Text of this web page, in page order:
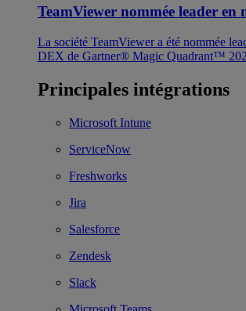
TeamViewer nommée leader en
La société TeamViewer a été nommée
DEX de Gartner® Magic Quadrant™
Principales intégrations
Microsoft Intune
ServiceNow
Freshworks
Jira
Salesforce
Zendesk
Slack